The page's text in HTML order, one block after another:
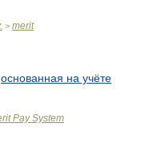
> merit
основанная на учёте
Pay System